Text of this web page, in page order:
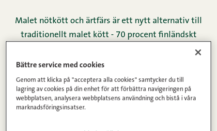
Malet nötkött och ärtfärs är ett nytt alternativ till
traditionellt malet kött - 70 procent finländskt
förpackning. Produkten är proteinrik, innehåller
endast 7,5 procent fett och passar till alla
matlagning där du normalt använder malet kött -
allt från makaronilåda till såser och soppor. Malet
Bättre service med cookies
Genom att klicka på "acceptera alla cookies" samtycker du till
lagring av cookies på din enhet för att förbättra navigeringen på
webbplatsen, analysera webbplatsens användning och bistå i våra
marknadsföringsinsatser.